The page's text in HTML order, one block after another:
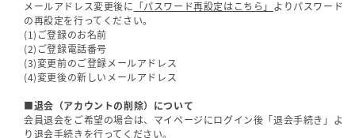
メールアドレス変更後に 「パスワード再設定はこちら」 よりパスワード
の再設定を行ってください。
(1)ご登録のお名前
(2)ご登録電話番号
(3)変更前のご登録メールアドレス
(4)変更後の新しいメールアドレス
■退会（アカウントの削除）について
会員退会をご希望の場合は、マイページにログイン後「退会手続き」よ
り退会手続きを行ってください。